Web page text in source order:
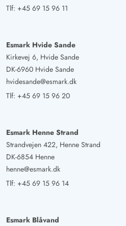
Tlf: +45 69 15 96 11
Esmark Hvide Sande
Kirkevej 6, Hvide Sande
DK-6960 Hvide Sande
hvidesande@esmark.dk
Tlf: +45 69 15 96 20
Esmark Henne Strand
Strandvejen 422, Henne Strand
DK-6854 Henne
henne@esmark.dk
Tlf: +45 69 15 96 14
Esmark Blåvand